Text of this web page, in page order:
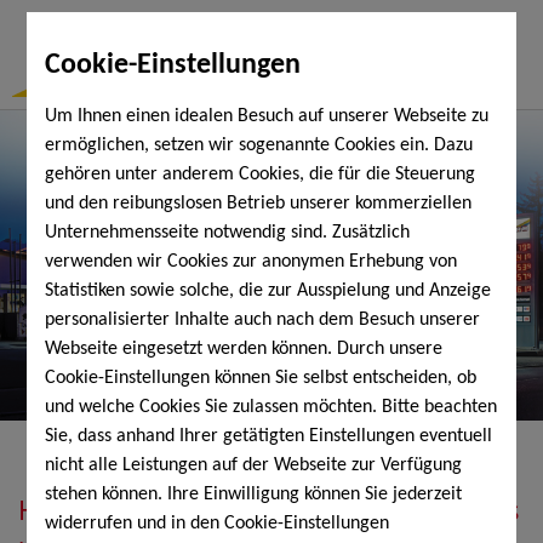
Cookie-Einstellungen
Um Ihnen einen idealen Besuch auf unserer Webseite zu
ermöglichen, setzen wir sogenannte Cookies ein. Dazu
gehören unter anderem Cookies, die für die Steuerung
und den reibungslosen Betrieb unserer kommerziellen
Unternehmensseite notwendig sind. Zusätzlich
verwenden wir Cookies zur anonymen Erhebung von
Statistiken sowie solche, die zur Ausspielung und Anzeige
personalisierter Inhalte auch nach dem Besuch unserer
Webseite eingesetzt werden können. Durch unsere
Cookie-Einstellungen können Sie selbst entscheiden, ob
und welche Cookies Sie zulassen möchten. Bitte beachten
Sie, dass anhand Ihrer getätigten Einstellungen eventuell
nicht alle Leistungen auf der Webseite zur Verfügung
stehen können. Ihre Einwilligung können Sie jederzeit
widerrufen und in den Cookie-Einstellungen
Heizöl, Diesel, Schmierstoffe, Holzpellets